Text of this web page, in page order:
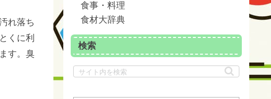
れ落ち
くに利
す。臭
食事・料理
食材大辞典
検索